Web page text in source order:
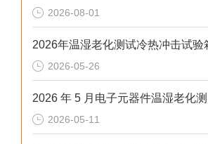
2026-08-01
2026-05-26
2026-05-11